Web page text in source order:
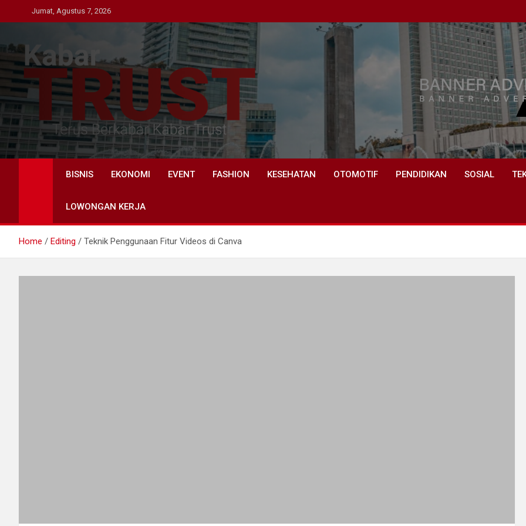
to
Jumat, Agustus 7, 2026
Kabar Trust
Terus Berkabar Kabar Trust
BISNIS EKONOMI EVENT FASHION KESEHATAN OTOMOTIF PENDIDIKAN SOSIAL
LOWONGAN KERJA
Home Editing Teknik Penggunaan Fitur Videos di Canva